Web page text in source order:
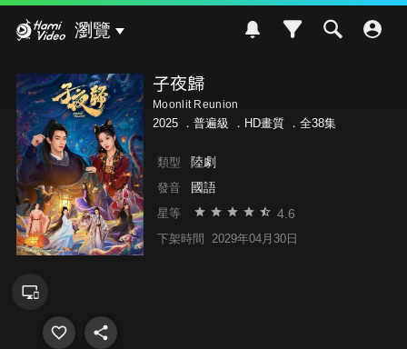
瀏覽
子夜歸
Moonlit Reunion
2025 ． 普遍級 ．HD畫質 ．全38集
類型 陸劇
發音 國語
星等 4.6
下架時間 2029年04月30日